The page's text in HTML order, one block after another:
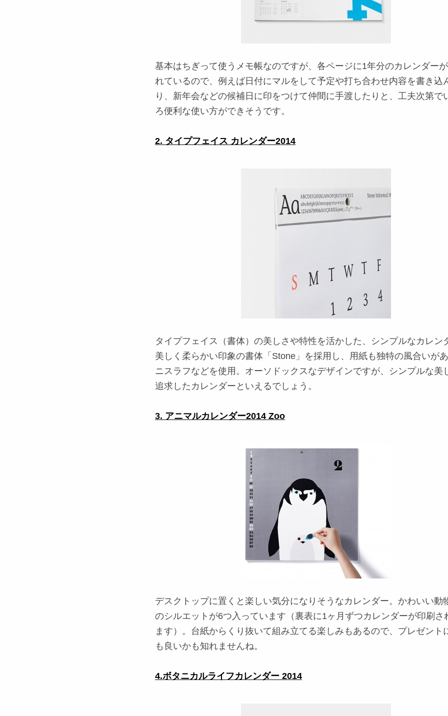
基本はちぎって使うメモ帳なのですが、各ページに1年分のカレンダー
れているので、例えば日付にマルをして予定や打ち合わせ内容を書き込
り、新年会などの候補日に印をつけて仲間に手渡したりと、工夫次第で
ろ便利な使い方ができそうです。
2. タイプフェイス カレンダー2014
タイプフェイス（書体）の美しさや特性を活かした、シンプルなカレン
美しく柔らかい印象の書体「Stone」を採用し、用紙も独特の風合いが
ニスラフなどを使用。オーソドックスなデザインですが、シンプルな美
追求したカレンダーといえるでしょう。
3. アニマルカレンダー2014 Zoo
デスクトップに置くと楽しい気分になりそうなカレンダー。かわいい動
のシルエットが6つ入っています（裏表に1ヶ月ずつカレンダーが印刷さ
ます）。台紙からくり抜いて組み立てる楽しみもあるので、プレゼント
も良いかも知れませんね。
4.ボタニカルライフカレンダー 2014